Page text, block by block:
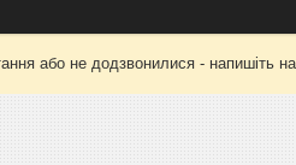
або не додзвонилися - напишіть